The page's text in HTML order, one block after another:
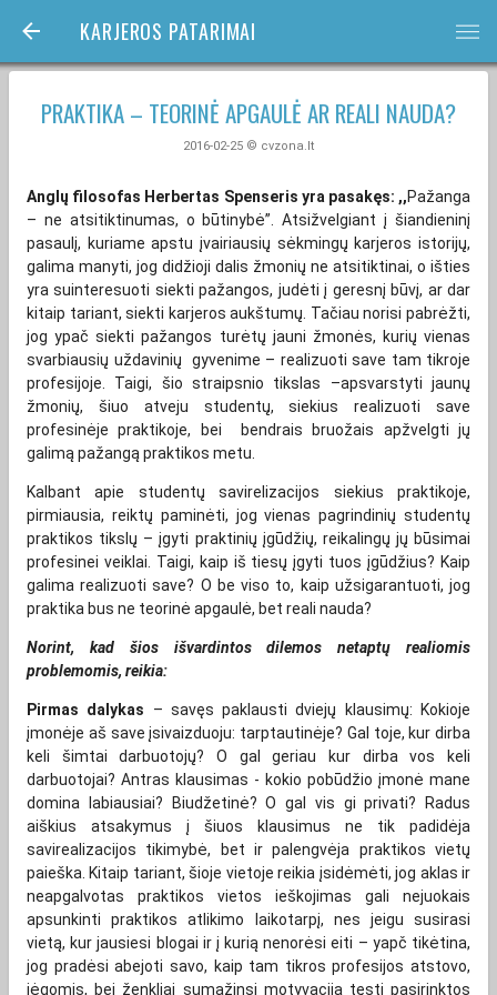
KARJEROS PATARIMAI bars
PRAKTIKA – TEORINĖ APGAULĖ AR REALI NAUDA?
2016-02-25 © cvzona.lt
Anglų filosofas Herbertas Spenseris yra pasakęs: ,,Pažanga
– ne atsitiktinumas, o būtinybė”. Atsižvelgiant į šiandieninį
pasaulį, kuriame apstu įvairiausių sėkmingų karjeros istorijų,
galima manyti, jog didžioji dalis žmonių ne atsitiktinai, o išties
yra suinteresuoti siekti pažangos, judėti į geresnį būvį, ar dar
kitaip tariant, siekti karjeros aukštumų. Tačiau norisi pabrėžti,
jog ypač siekti pažangos turėtų jauni žmonės, kurių vienas
svarbiausių uždavinių gyvenime – realizuoti save tam tikroje
profesijoje. Taigi, šio straipsnio tikslas –apsvarstyti jaunų
žmonių, šiuo atveju studentų, siekius realizuoti save
profesinėje praktikoje, bei bendrais bruožais apžvelgti jų
galimą pažangą praktikos metu.
Kalbant apie studentų savirelizacijos siekius praktikoje,
pirmiausia, reiktų paminėti, jog vienas pagrindinių studentų
praktikos tikslų – įgyti praktinių įgūdžių, reikalingų jų būsimai
profesinei veiklai. Taigi, kaip iš tiesų įgyti tuos įgūdžius? Kaip
galima realizuoti save? O be viso to, kaip užsigarantuoti, jog
praktika bus ne teorinė apgaulė, bet reali nauda?
Norint, kad šios išvardintos dilemos netaptų realiomis
problemomis, reikia:
Pirmas dalykas – savęs paklausti dviejų klausimų: Kokioje
įmonėje aš save įsivaizduoju: tarptautinėje? Gal toje, kur dirba
keli šimtai darbuotojų? O gal geriau kur dirba vos keli
darbuotojai? Antras klausimas - kokio pobūdžio įmonė mane
domina labiausiai? Biudžetinė? O gal vis gi privati? Radus
aiškius atsakymus į šiuos klausimus ne tik padidėja
savirealizacijos tikimybė, bet ir palengvėja praktikos vietų
paieška. Kitaip tariant, šioje vietoje reikia įsidėmėti, jog aklas ir
neapgalvotas praktikos vietos ieškojimas gali nejuokais
apsunkinti praktikos atlikimo laikotarpį, nes jeigu susirasi
vietą, kur jausiesi blogai ir į kurią nenorėsi eiti – yapč tikėtina,
jog pradėsi abejoti savo, kaip tam tikros profesijos atstovo,
jėgomis, bei ženkliai sumažinsi motyvaciją tęsti pasirinktos